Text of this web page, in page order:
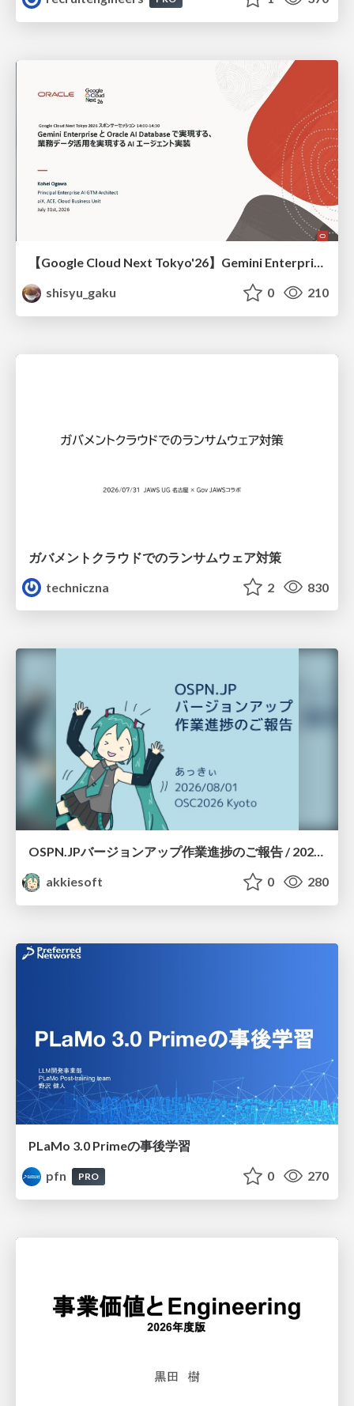
【Google Cloud Next Tokyo'26】Gemini Enterprise と Oracle AI Database で実現する、 業務データ活用を実現する AI エージェント実装
shisyu_gaku
0 210
ガバメントクラウドでのランサムウェア対策
techniczna
2 830
OSPN.JPバージョンアップ作業進捗のご報告 / 20260801-osc26kyoto
akkiesoft
0 280
PLaMo 3.0 Primeの事後学習
pfn
PRO 0 270